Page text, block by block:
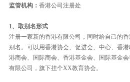
监管机构： 香港公司注册处
1、取别名形式
注册一家新的香港有限公司，同时给自己的
别名。可以用香港协会、促进会、中心、香
港商会、国际商会、香港基金会、国际基金
有限公司，旗下挂个XX教育协会。